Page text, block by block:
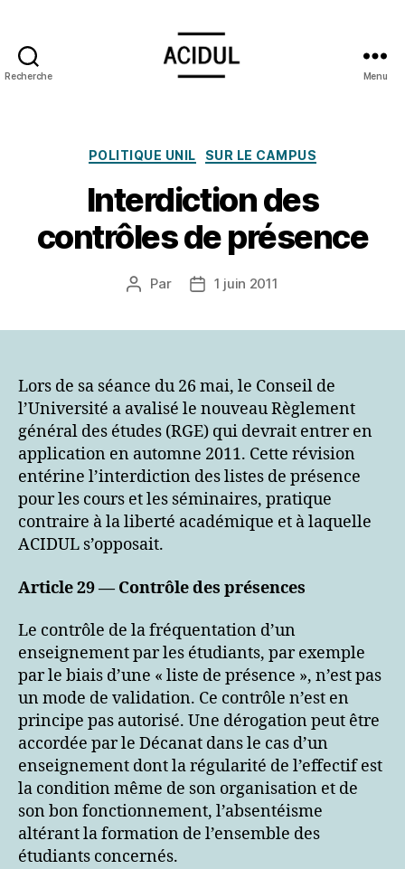
Recherche Menu
Catégories
POLITIQUE UNIL SUR LE CAMPUS
Interdiction des
contrôles de présence
Auteur
Par
Date1 juin 2011
Lors de sa séance du 26 mai, le Conseil de
l’Université a avalisé le nouveau Règlement
général des études (RGE) qui devrait entrer en
application en automne 2011. Cette révision
entérine l’interdiction des listes de présence
pour les cours et les séminaires, pratique
contraire à la liberté académique et à laquelle
ACIDUL s’opposait.
Article 29 — Contrôle des présences
Le contrôle de la fréquentation d’un
enseignement par les étudiants, par exemple
par le biais d’une « liste de présence », n’est pas
un mode de validation. Ce contrôle n’est en
principe pas autorisé. Une dérogation peut être
accordée par le Décanat dans le cas d’un
enseignement dont la régularité de l’effectif est
la condition même de son organisation et de
son bon fonctionnement, l’absentéisme
altérant la formation de l’ensemble des
étudiants concernés.